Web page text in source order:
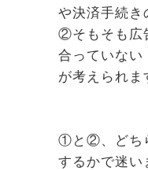
や決済手続き
②そもそも広
合っていない
が考えられま
①と②、どち
するかで迷い